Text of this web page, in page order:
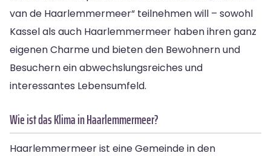
van de Haarlemmermeer“ teilnehmen will – sowohl
Kassel als auch Haarlemmermeer haben ihren ganz
eigenen Charme und bieten den Bewohnern und
Besuchern ein abwechslungsreiches und
interessantes Lebensumfeld.
Wie ist das Klima in Haarlemmermeer?
Haarlemmermeer ist eine Gemeinde in den